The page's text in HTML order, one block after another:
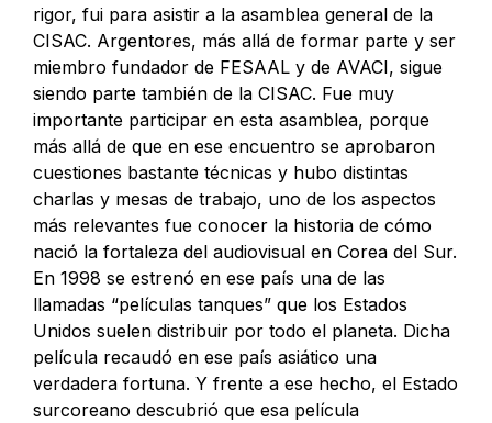
rigor, fui para asistir a la asamblea general de la
CISAC. Argentores, más allá de formar parte y ser
miembro fundador de FESAAL y de AVACI, sigue
siendo parte también de la CISAC. Fue muy
importante participar en esta asamblea, porque
más allá de que en ese encuentro se aprobaron
cuestiones bastante técnicas y hubo distintas
charlas y mesas de trabajo, uno de los aspectos
más relevantes fue conocer la historia de cómo
nació la fortaleza del audiovisual en Corea del Sur.
En 1998 se estrenó en ese país una de las
llamadas “películas tanques” que los Estados
Unidos suelen distribuir por todo el planeta. Dicha
película recaudó en ese país asiático una
verdadera fortuna. Y frente a ese hecho, el Estado
surcoreano descubrió que esa película